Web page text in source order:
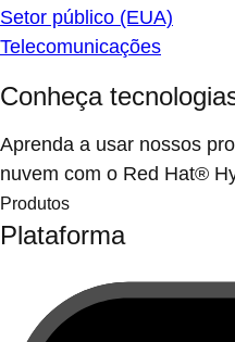
Setor público (EUA)
Telecomunicações
Conheça
Aprenda a usar nossos
nuvem com o Red Hat®
Produtos
Plataforma